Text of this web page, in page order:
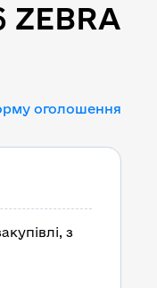
оголошення
з